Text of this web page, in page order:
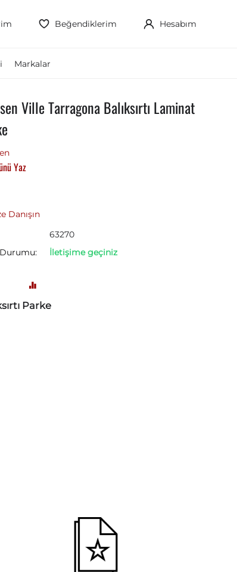
Beğendiklerim Hesabım
Markalar
Ville Tarragona Balıksırtı Laminat
Yaz
Danışın
63270
İletişime geçiniz
Parke